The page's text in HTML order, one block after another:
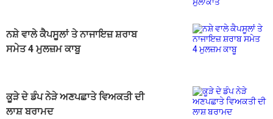
ਨਸ਼ੇ ਵਾਲੇ ਕੈਪਸੂਲਾਂ ਤੇ ਨਾਜਾਇਜ਼ ਸ਼ਰਾਬ
ਸਮੇਤ 4 ਮੁਲਜ਼ਮ ਕਾਬੂ
ਕੂੜੇ ਦੇ ਡੰਪ ਨੇੜੇ ਅਣਪਛਾਤੇ ਵਿਅਕਤੀ ਦੀ
ਲਾਸ਼ ਬਰਾਮਦ